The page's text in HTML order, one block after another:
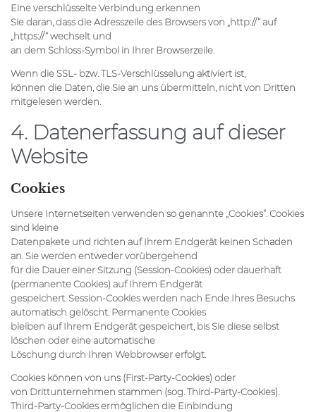
Eine verschlüsselte Verbindung erkennen
Sie daran, dass die Adresszeile des Browsers von „http://“ auf
„https://“ wechselt und
an dem Schloss-Symbol in Ihrer Browserzeile.
Wenn die SSL- bzw. TLS-Verschlüsselung aktiviert ist,
können die Daten, die Sie an uns übermitteln, nicht von Dritten
mitgelesen werden.
4. Datenerfassung auf dieser
Website
Cookies
Unsere Internetseiten verwenden so genannte „Cookies“. Cookies
sind kleine
Datenpakete und richten auf Ihrem Endgerät keinen Schaden
an. Sie werden entweder vorübergehend
für die Dauer einer Sitzung (Session-Cookies) oder dauerhaft
(permanente Cookies) auf Ihrem Endgerät
gespeichert. Session-Cookies werden nach Ende Ihres Besuchs
automatisch gelöscht. Permanente Cookies
bleiben auf Ihrem Endgerät gespeichert, bis Sie diese selbst
löschen oder eine automatische
Löschung durch Ihren Webbrowser erfolgt.
Cookies können von uns (First-Party-Cookies) oder
von Drittunternehmen stammen (sog. Third-Party-Cookies).
Third-Party-Cookies ermöglichen die Einbindung